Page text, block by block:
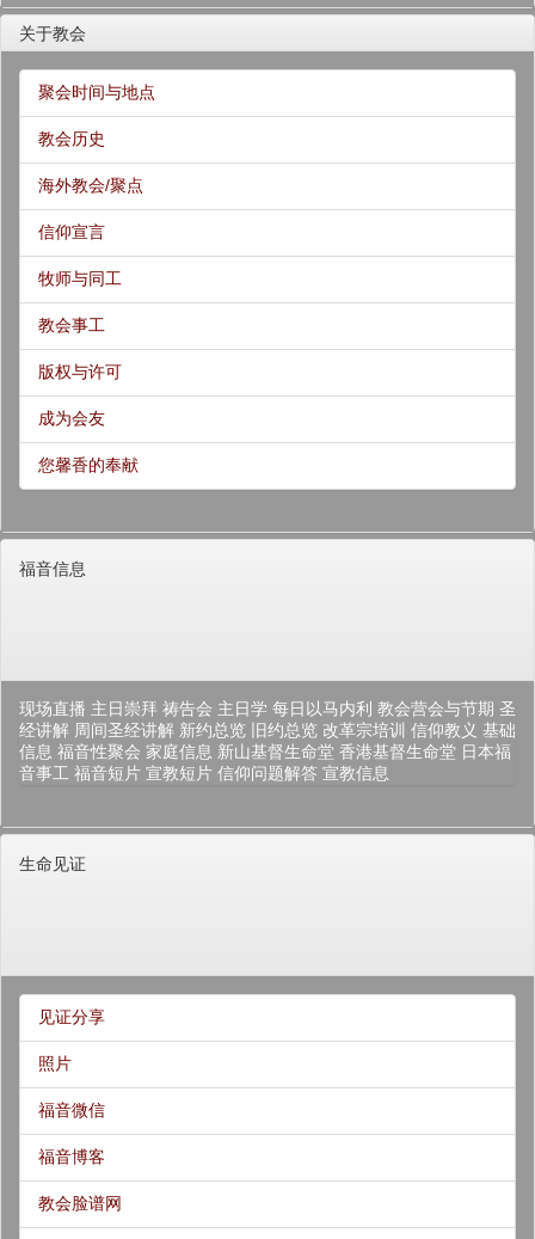
关于教会
聚会时间与地点
教会历史
海外教会/聚点
信仰宣言
牧师与同工
教会事工
版权与许可
成为会友
您馨香的奉献
福音信息
现场直播 主日崇拜 祷告会 主日学 每日以马内利 教会营会与节期 圣
经讲解 周间圣经讲解 新约总览 旧约总览 改革宗培训 信仰教义 基础
信息 福音性聚会 家庭信息 新山基督生命堂 香港基督生命堂 日本福
音事工 福音短片 宣教短片 信仰问题解答 宣教信息
生命见证
见证分享
照片
福音微信
福音博客
教会脸谱网